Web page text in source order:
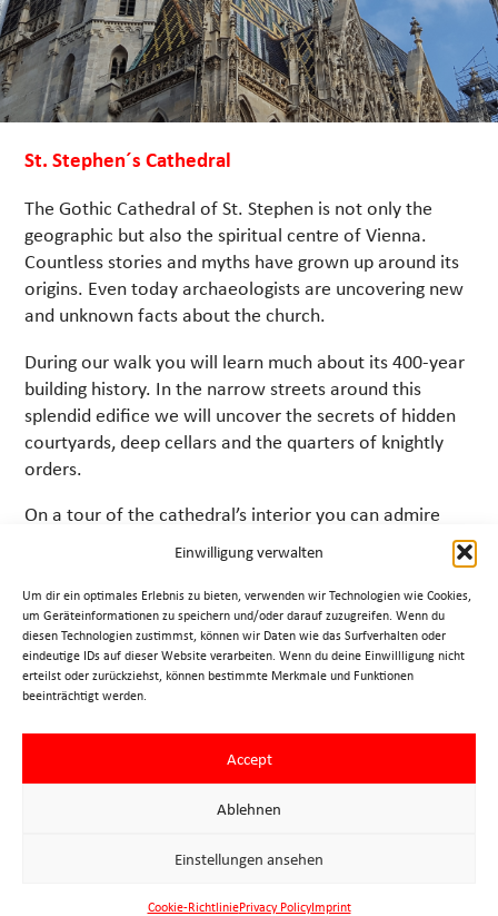
Einwilligung verwalten
Um dir ein optimales Erlebnis zu bieten, verwenden wir Technologien wie Cookies,
um Geräteinformationen zu speichern und/oder darauf zuzugreifen. Wenn du
diesen Technologien zustimmst, können wir Daten wie das Surfverhalten oder
eindeutige IDs auf dieser Website verarbeiten. Wenn du deine Einwillligung nicht
erteilst oder zurückziehst, können bestimmte Merkmale und Funktionen
beeinträchtigt werden.
Accept
Ablehnen
Einstellungen ansehen
Cookie-RichtliniePrivacy PolicyImprint
St. Stephen´s Cathedral
The Gothic Cathedral of St. Stephen is not only the
geographic but also the spiritual centre of Vienna.
Countless stories and myths have grown up around its
origins. Even today archaeologists are uncovering new
and unknown facts about the church.
During our walk you will learn much about its 400-year
building history. In the narrow streets around this
splendid edifice we will uncover the secrets of hidden
courtyards, deep cellars and the quarters of knightly
orders.
On a tour of the cathedral’s interior you can admire
masterpieces of Gothic art and architecture such as the
winged altarpiece of Wiener Neustadt, the famous
pulpit, the baptismal font in St. Catherine’s chapel and
dozens of carved statues of saints on the pillars.
Admission fee not included.
Duration: 1,5 to 2 hours
» costs and terms
» request/booking